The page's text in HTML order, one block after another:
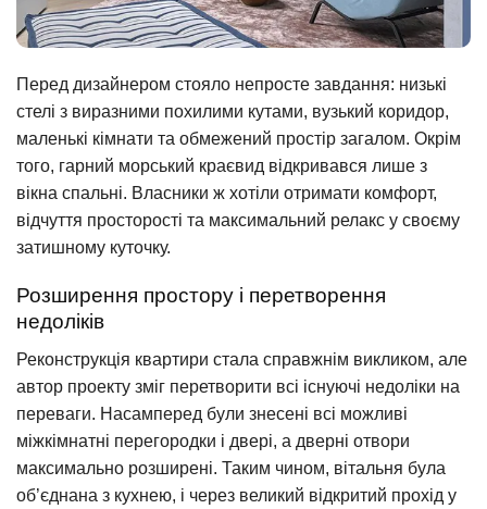
Перед дизайнером стояло непросте завдання: низькі
стелі з виразними похилими кутами, вузький коридор,
маленькі кімнати та обмежений простір загалом. Окрім
того, гарний морський краєвид відкривався лише з
вікна спальні. Власники ж хотіли отримати комфорт,
відчуття просторості та максимальний релакс у своєму
затишному куточку.
Розширення простору і перетворення
недоліків
Реконструкція квартири стала справжнім викликом, але
автор проекту зміг перетворити всі існуючі недоліки на
переваги. Насамперед були знесені всі можливі
міжкімнатні перегородки і двері, а дверні отвори
максимально розширені. Таким чином, вітальня була
об’єднана з кухнею, і через великий відкритий прохід у